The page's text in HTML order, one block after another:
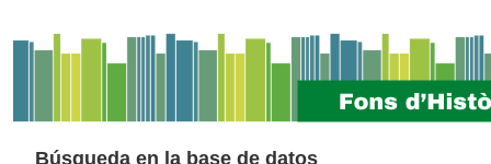
Búsqueda en la base de datos